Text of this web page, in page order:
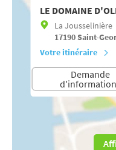
LE DOMAINE
La Jousselinière
17190Saint-
Votre itinéraire
Demande